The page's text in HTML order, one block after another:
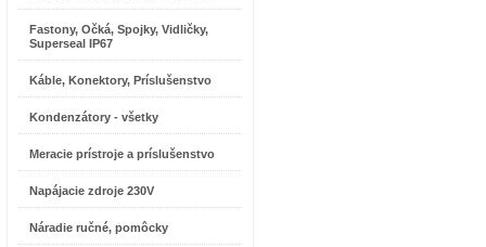
Fastony, Očká, Spojky, Vidličky,
Superseal IP67
Káble, Konektory, Príslušenstvo
Kondenzátory - všetky
Meracie prístroje a príslušenstvo
Napájacie zdroje 230V
Náradie ručné, pomôcky